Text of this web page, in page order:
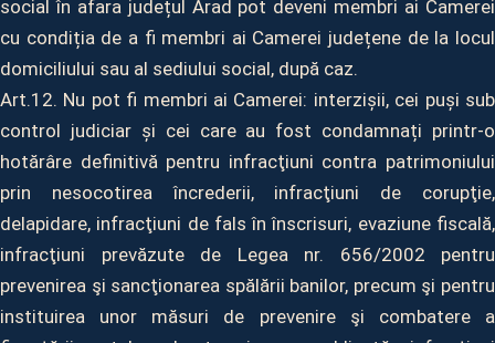
social în afara județul Arad pot deveni membri ai Camerei
cu condiția de a fi membri ai Camerei județene de la locul
domiciliului sau al sediului social, după caz.
Art.12. Nu pot fi membri ai Camerei: interzișii, cei puși sub
control judiciar și cei care au fost condamnați printr-o
hotărâre definitivă pentru infracţiuni contra patrimoniului
prin nesocotirea încrederii, infracţiuni de corupţie,
delapidare, infracţiuni de fals în înscrisuri, evaziune fiscală,
infracţiuni prevăzute de Legea nr. 656/2002 pentru
prevenirea şi sancţionarea spălării banilor, precum şi pentru
instituirea unor măsuri de prevenire şi combatere a